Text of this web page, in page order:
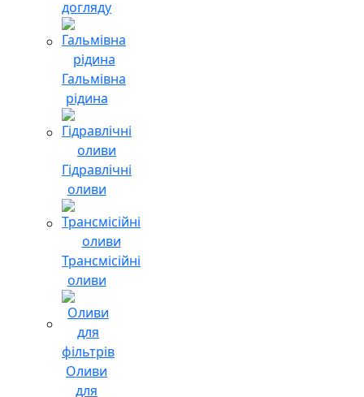
догляду
Гальмівна
рідина
Гідравлічні
оливи
Трансмісійні
оливи
Оливи
для